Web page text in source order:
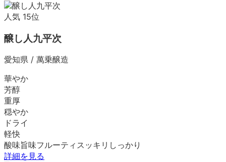
人気 15位
醸し人九平次
愛知県 / 萬乗醸造
華やか
芳醇
重厚
穏やか
ドライ
軽快
酸味旨味フルーティ スッキリ しっかり
詳細を見る